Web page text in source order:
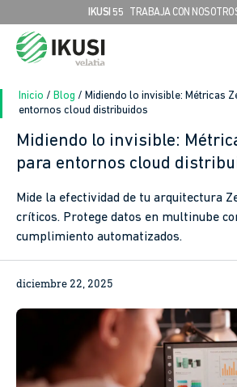
IKUSI 55 TRABAJA CON
Buscar:
Inicio / Blog / Midiendo lo invisible: Métricas
entornos cloud distribuidos
Midiendo lo invisible:
para entornos cloud
Mide la efectividad de tu arquitectura
críticos. Protege datos en multinube
cumplimiento automatizados.
diciembre 22, 2025